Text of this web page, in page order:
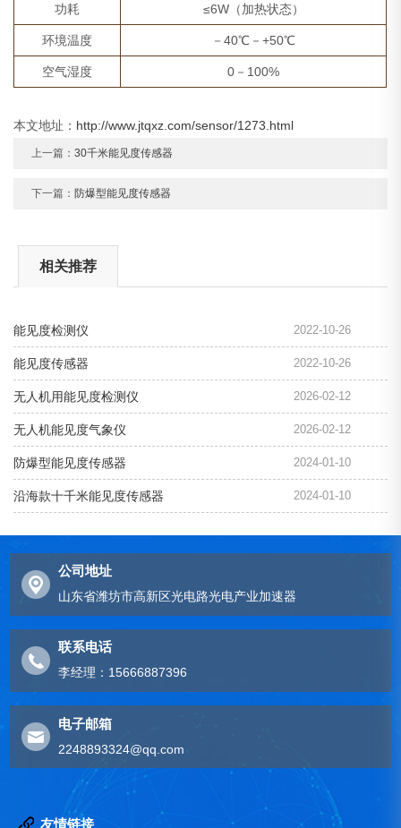
功耗 ≤6W（加热状态）
环境温度 －40℃－+50℃
空气湿度 0－100%
本文地址： http://www.jtqxz.com/sensor/1273.html
上一篇：30千米能见度传感器
下一篇： 防爆型能见度传感器
相关推荐
能见度检测仪 2022-10-26
能见度传感器 2022-10-26
无人机用能见度检测仪 2026-02-12
无人机能见度气象仪 2026-02-12
防爆型能见度传感器 2024-01-10
沿海款十千米能见度传感器 2024-01-10
公司地址
山东省潍坊市高新区光电路光电产业加速器
联系电话
李经理：15666887396
电子邮箱
2248893324@qq.com
友情链接